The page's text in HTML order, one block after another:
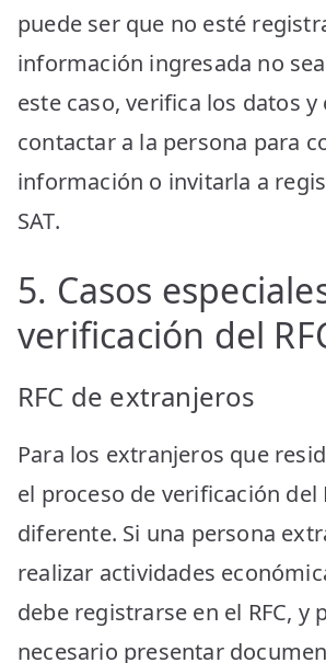
puede ser que no esté
información ingresada no
este caso, verifica los datos y
contactar a la persona para
información o invitarla a
SAT.
5. Casos
verificación del
RFC de extranjeros
Para los extranjeros que
el proceso de verificación del
diferente. Si una persona
realizar actividades
debe registrarse en el RFC, y
necesario presentar